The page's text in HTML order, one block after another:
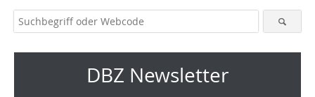
DBZ Newsletter